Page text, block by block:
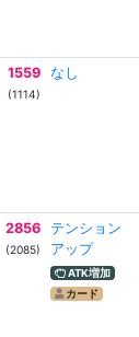
1559
(1114)
なし
2856
(2085)
テンション
アップ
ATK増加
カード